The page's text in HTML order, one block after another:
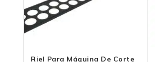
Riel Para Máquina De Corte